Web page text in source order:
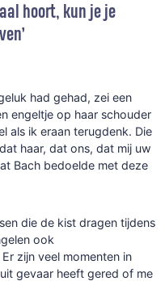
hoort, kun je je
had gehad, zei een
engeltje op haar schouder
als ik eraan terugdenk. Die
haar, dat ons, dat mij uw
Bach bedoelde met deze
die de kist dragen tijdens
ook
zijn veel momenten in
gevaar heeft gered of me